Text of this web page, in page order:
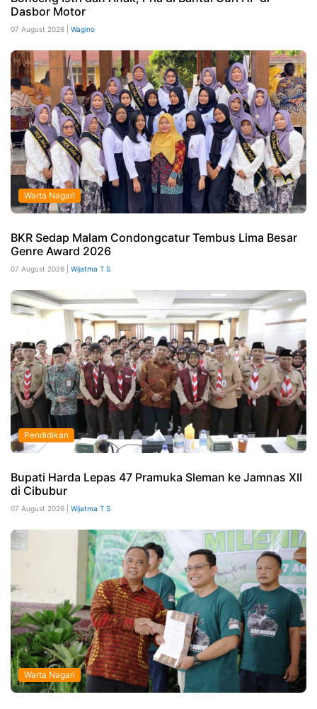
Dasbor Motor
07 August 2026 | Wagino
Warta Nagari
BKR Sedap Malam Condongcatur Tembus Lima Besar
Genre Award 2026
07 August 2026 | Wijatma T S
Pendidikan
Bupati Harda Lepas 47 Pramuka Sleman ke Jamnas XII
di Cibubur
07 August 2026 | Wijatma T S
Warta Nagari